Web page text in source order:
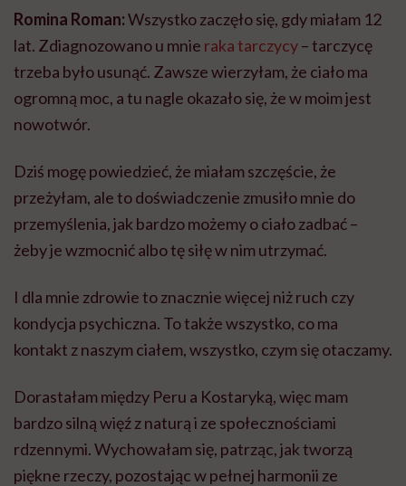
Romina Roman:Wszystko zaczęło się, gdy miałam 12
lat. Zdiagnozowano u mnie raka tarczycy– tarczycę
trzeba było usunąć. Zawsze wierzyłam, że ciało ma
ogromną moc, a tu nagle okazało się, że w moim jest
nowotwór.
Dziś mogę powiedzieć, że miałam szczęście, że
przeżyłam, ale to doświadczenie zmusiło mnie do
przemyślenia, jak bardzo możemy o ciało zadbać –
żeby je wzmocnić albo tę siłę w nim utrzymać.
I dla mnie zdrowie to znacznie więcej niż ruch czy
kondycja psychiczna. To także wszystko, co ma
kontakt z naszym ciałem, wszystko, czym się otaczamy.
Dorastałam między Peru a Kostaryką, więc mam
bardzo silną więź z naturą i ze społecznościami
rdzennymi. Wychowałam się, patrząc, jak tworzą
piękne rzeczy, pozostając w pełnej harmonii ze